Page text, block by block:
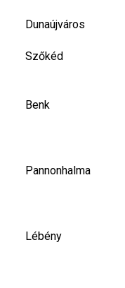
Dunaújváros
Szőkéd
Benk
Pannonhalma
Lébény